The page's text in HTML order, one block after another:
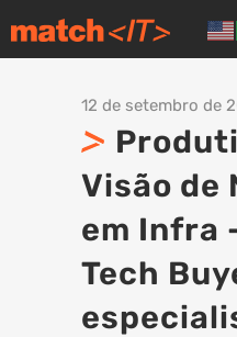
12 de setembro de
Visão de
em Infra
Tech